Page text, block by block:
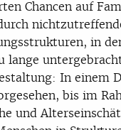
Chancen auf
in
lange
In einem
bis im
und